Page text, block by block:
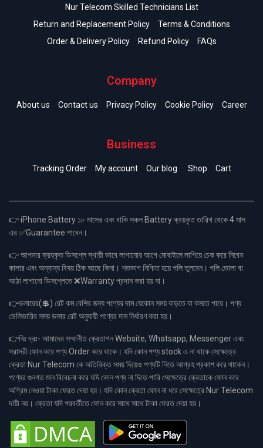
Nur Telecom Skilled Technicians List
Return and Replacement Policy
Terms & Conditions
Order & Delivery Policy
Refund Policy FAQs
Company
About us Contact us Privacy Policy Cookie Policy Career
Business
Tracking Order My account Our blog Shop Cart
👉 iPhone Battery ১৮ মাসের এবং বাকি সকল Battery ক্রয়কৃত তারিখ থেকে 4 মাস
এর ✅Guarantee পাবেন।
👉 আপনার ক্রয়কৃত ডিসপ্লে স্থায়ী ভাবে লাগানোর আগে মোবাইলে লাগিয়ে চেক করে নিবেন
কালার এবং অন্যান্য বিষয় ঠিক আছে কিনা। শতভাগ নিশ্চিত হয়ে পলি তুলবেন। পলি তোলা বা
আঠা লাগানো ডিসপ্লেতে ❌Warranty প্রদান করা হয় না।
👉ডলারের(💲) রেট কম বেশির জন্য পণ্যের দাম যেকোন সময় বাড়তে বা কমতে পারে। পণ্য
ডেলিভারির সময় ডলার রেট অনুযায়ী পণ্যের দাম নির্ধারণ করা হয়।
👉বিঃ দ্রঃ- আমাদের সম্মানীত ক্রেতাগন Website, Whatsapp, Messenger এবং
সরাসরী ফোন করে পণ্য Order করে থাকে। যদি কোন পণ্য stock এ না থাকে সেক্ষেত্রে
ক্রেতা Nur Telecom কে অতিরিক্ত সময় দিয়েও পণ্যটি নিতে আগ্রহ প্রকাশ করে থাকেন।
পণ্যের গুনগত মান বিবেচনা করে যদি কোন পণ্য না দিতে পারি সেক্ষেত্রে ক্রেতাকে ফোন করে
অগ্রিম নেওয়া টাকা ফেরত দেয়া হয়। যদি কোন ক্রেতা ফোন না ধরে সেক্ষেত্রে Nur Telecom
দায়ী নয়। ক্রেতা যদি পরবর্তীতে ফোন করে সাথে সাথে টাকা ফেরত দেয়া হয়।